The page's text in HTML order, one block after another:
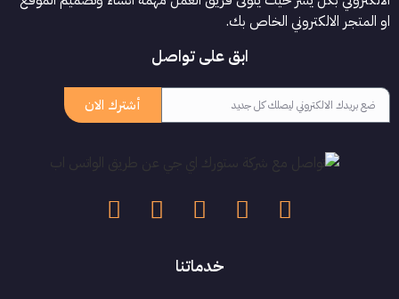
او المتجر الالكتروني الخاص بك.
ابق على تواصل
أشترك الان
خدماتنا